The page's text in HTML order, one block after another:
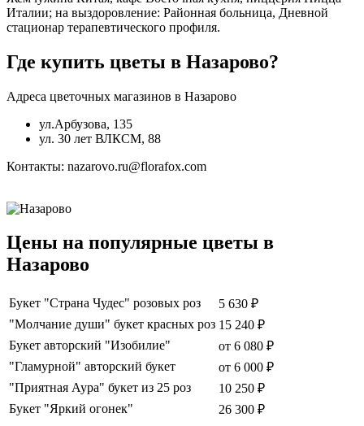
Италии; на выздоровление: Районная больница, Дневной
стационар терапевтического профиля.
Где купить цветы в Назарово?
Адреса цветочных магазинов в Назарово
ул.Арбузова, 135
ул. 30 лет ВЛКСМ, 88
Контакты: nazarovo.ru@florafox.com
Цены на популярные цветы в
Назарово
Букет "Страна Чудес" розовых роз
5 630 ₽
"Молчание души" букет красных роз 15 240 ₽
Букет авторский "Изобилие"
от 6 080 ₽
"Гламурной" авторский букет
от 6 000 ₽
"Приятная Аура" букет из 25 роз
10 250 ₽
Букет "Яркий огонек"
26 300 ₽